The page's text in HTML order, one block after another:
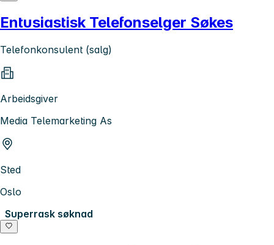
Entusiastisk Telefonselger Søkes
Telefonkonsulent (salg)
Arbeidsgiver
Media Telemarketing As
Sted
Oslo
Superrask søknad